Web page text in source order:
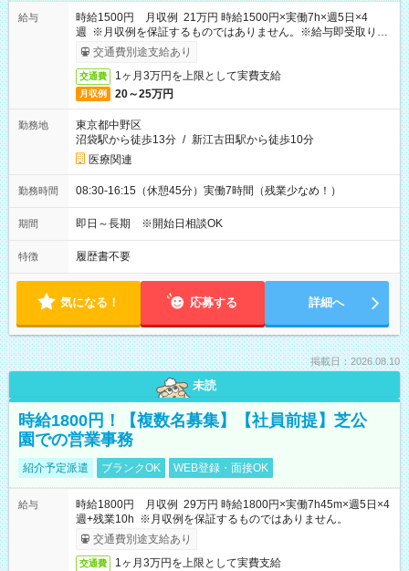
給与
時給1500円 月収例 21万円 時給1500円×実働7h×週5日×4
週 ※月収例を保証するものではありません。※給与即受取りサ
ービス利用可（利用条件有）
交通費別途支給あり
交通費 1ヶ月3万円を上限として実費支給
月収例 20～25万円
勤務地
東京都中野区
沼袋駅から徒歩13分 / 新江古田駅から徒歩10分
医療関連
勤務時間 08:30-16:15（休憩45分）実働7時間（残業少なめ！）
期間 即日～長期 ※開始日相談OK
特徴 履歴書不要
気になる！ 応募する 詳細へ
掲載日：2026.08.10
未読
時給1800円！【複数名募集】【社員前提】芝公
園での営業事務
紹介予定派遣 ブランクOK WEB登録・面接OK
給与
時給1800円 月収例 29万円 時給1800円×実働7h45m×週5日×4
週+残業10h ※月収例を保証するものではありません。
交通費別途支給あり
交通費 1ヶ月3万円を上限として実費支給